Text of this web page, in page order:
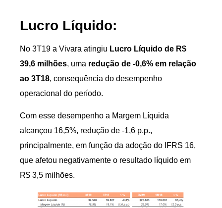
Lucro Líquido:
No 3T19 a Vivara atingiu Lucro Líquido de R$
39,6 milhões, uma redução de -0,6% em relação
ao 3T18, consequência do desempenho
operacional do período.
Com esse desempenho a Margem Líquida
alcançou 16,5%, redução de -1,6 p.p.,
principalmente, em função da adoção do IFRS 16,
que afetou negativamente o resultado líquido em
R$ 3,5 milhões.